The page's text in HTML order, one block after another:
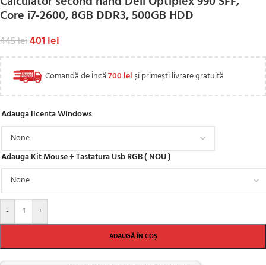
Core i7-2600, 8GB DDR3, 500GB HDD
445lei401lei
Comandă de Încă700 leiși primești livrare gratuită
Adauga licenta Windows
Adauga Kit Mouse + Tastatura Usb RGB ( NOU )
- +
ADAUGĂ ÎN COȘ